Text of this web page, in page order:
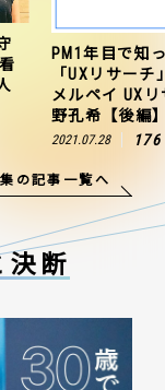
PM1年目で知
「UXリサー
メルペイ UX
野孔希【後編
2021.07.28 176
の記事一覧へ
決断